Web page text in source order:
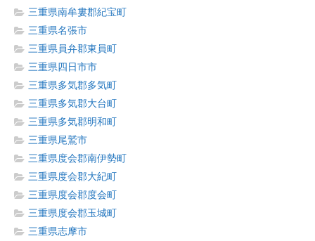
三重県南牟婁郡紀宝町
三重県名張市
三重県員弁郡東員町
三重県四日市市
三重県多気郡多気町
三重県多気郡大台町
三重県多気郡明和町
三重県尾鷲市
三重県度会郡南伊勢町
三重県度会郡大紀町
三重県度会郡度会町
三重県度会郡玉城町
三重県志摩市